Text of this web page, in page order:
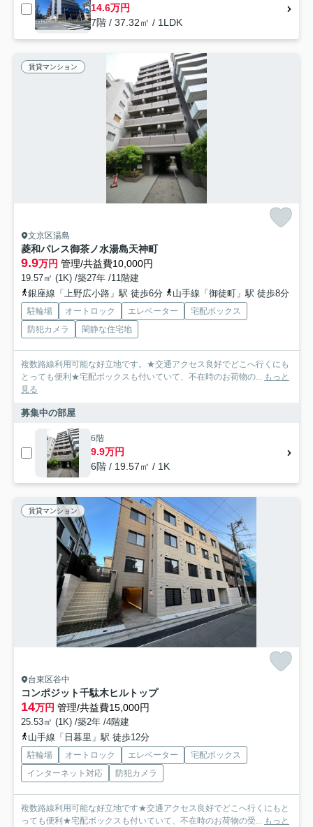
14.6万円
7階 / 37.32㎡ / 1LDK
賃貸マンション
文京区湯島
菱和パレス御茶ノ水湯島天神町
9.9万円 管理/共益費10,000円
19.57㎡ (1K) /築27年 /11階建
銀座線「上野広小路」駅 徒歩6分
山手線「御徒町」駅 徒歩8分
駐輪場 オートロック エレベーター
宅配ボックス
防犯カメラ
閑静な住宅地
複数路線利用可能な好立地です。★交通アクセス良好でどこへ行くにも
とっても便利★宅配ボックスも付いていて、不在時のお荷物の... もっと
見る
募集中の部屋
6階
9.9万円
6階 / 19.57㎡ / 1K
賃貸マンション
台東区谷中
コンポジット千駄木ヒルトップ
14万円 管理/共益費15,000円
25.53㎡ (1K) /築2年 /4階建
山手線「日暮里」駅 徒歩12分
駐輪場 オートロック エレベーター
宅配ボックス
インターネット対応
防犯カメラ
複数路線利用可能な好立地です★交通アクセス良好でどこへ行くにもと
っても便利★宅配ボックスも付いていて、不在時のお荷物の受... もっと